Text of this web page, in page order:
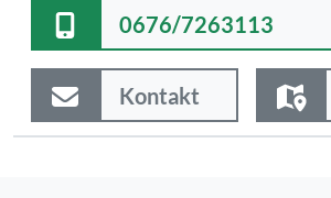
0676/7263113
Kontakt